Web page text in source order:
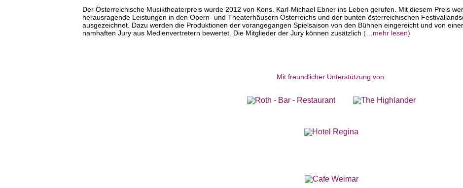
Der Österreichische Musiktheaterpreis wurde 2012 von Kons. Karl-Michael Ebner ins Leben gerufen. Mit diesem Preis
herausragende Leistungen in den Opern- und Theaterhäusern Österreichs und der bunten österreichischen
ausgezeichnet. Dazu werden die Produktionen der vorangegangen Spielsaison von den Bühnen eingereicht und von einer
namhaften Jury aus Medienvertretern bewertet. Die Mitglieder der Jury können zusätzlich(…mehr lesen)
Mit freundlicher Unterstützung von: